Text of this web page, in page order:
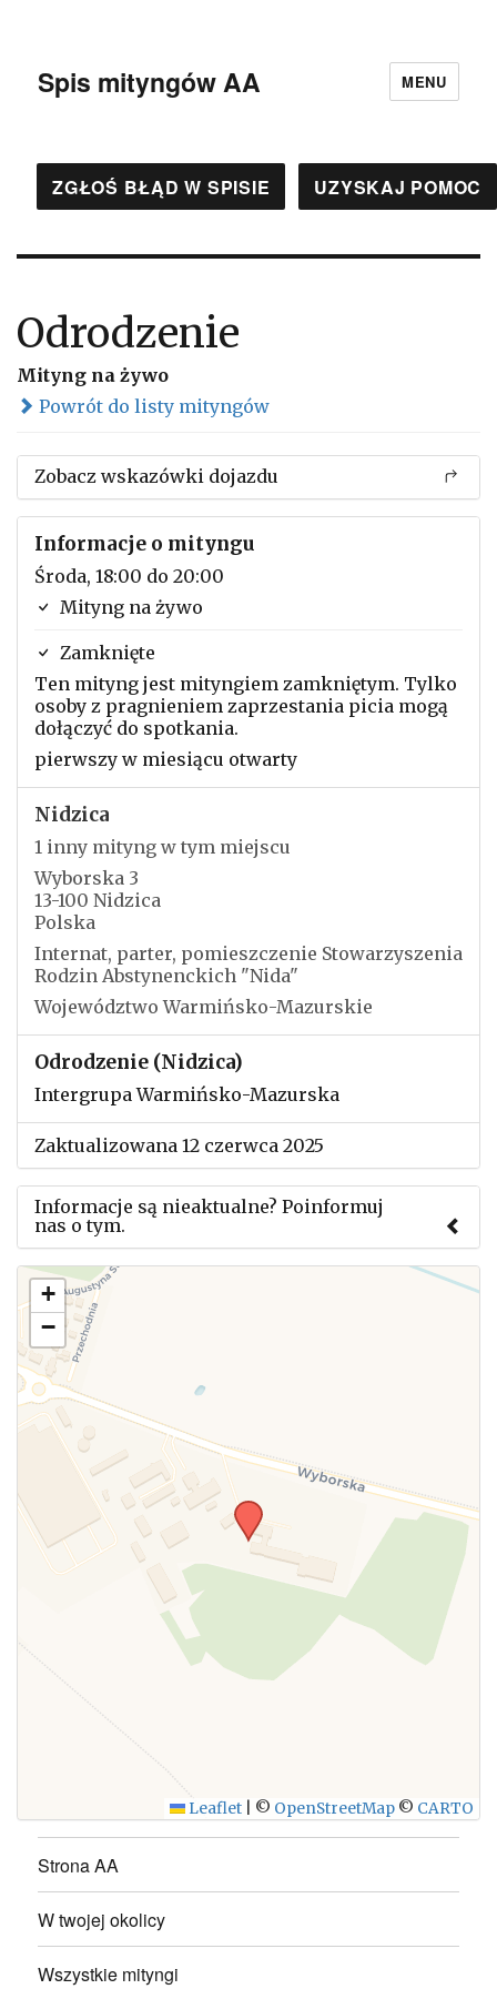
Spis mityngów AA MENU
ZGŁOŚ BŁĄD W SPISIE UZYSKAJ POMOC
Odrodzenie
Mityng na żywo
Powrót do listy mityngów
Zobacz wskazówki dojazdu
Informacje o mityngu
Środa, 18:00 do 20:00
Mityng na żywo
Zamknięte
Ten mityng jest mityngiem zamkniętym. Tylko
osoby z pragnieniem zaprzestania picia mogą
dołączyć do spotkania.
pierwszy w miesiącu otwarty
Nidzica
1 inny mityng w tym miejscu
Wyborska 3
13-100 Nidzica
Polska
Internat, parter, pomieszczenie Stowarzyszenia
Rodzin Abstynenckich "Nida"
Województwo Warmińsko-Mazurskie
Odrodzenie (Nidzica)
Intergrupa Warmińsko-Mazurska
Zaktualizowana 12 czerwca 2025
Informacje są nieaktualne? Poinformuj
nas o tym.
Użyj tego formularza aby przesłać informację o
zmianach w powyższym mityngu.
+
−
Leaflet © OpenStreetMap © CARTO
Strona AA
W twojej okolicy
Wszystkie mityngi